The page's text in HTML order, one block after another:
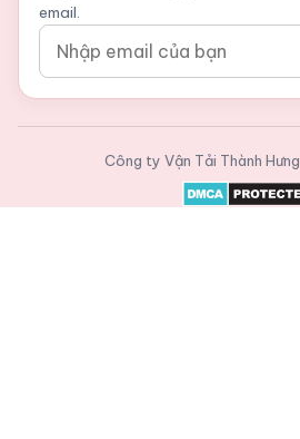
email.
Công ty Vận Tải Thành Hưng